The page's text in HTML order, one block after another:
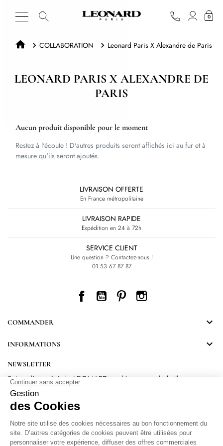
0
COLLABORATION Leonard Paris X Alexandre de Paris
LEONARD PARIS X ALEXANDRE DE
PARIS
Aucun produit disponible pour le moment
Restez à l'écoute ! D'autres produits seront affichés ici au fur et à
mesure qu'ils seront ajoutés.
LIVRAISON OFFERTE
En France métropolitaine
LIVRAISON RAPIDE
Expédition en 24 à 72h
SERVICE CLIENT
Une question ? Contactez-nous !
01 53 67 87 87
Facebook
YouTube
PinterestInstagram
COMMANDER 
INFORMATIONS 
NEWSLETTER
Suivez l’actualité de LEONARD et découvrez de belles
surprises.
En vous inscrivant, vous acceptez notre Politique de confidentialité.Protection
des données personnelles.